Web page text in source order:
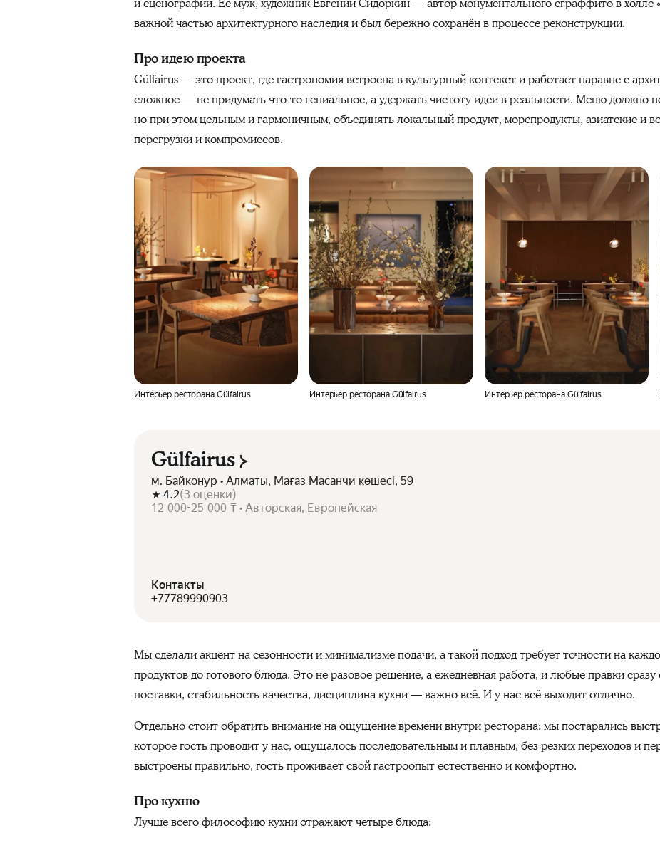
важной частью архитектурного наследия и был бережно сохранён в процессе реконструкции.
Про идею проекта
Gülfairus — это проект, где гастрономия встроена в культурный контекст и работает наравне с
сложное — не придумать что-то гениальное, а удержать чистоту идеи в реальности. Меню должно
но при этом цельным и гармоничным, объединять локальный продукт, морепродукты, азиатские и
перегрузки и компромиссов.
Интерьер ресторана Gülfairus Интерьер ресторана Gülfairus Интерьер ресторана Gülfairus
Gülfairus
м. Байконур • Алматы, Мағаз Масанчи көшесі, 59
4.2(3 оценки)
12 000-25 000 ₸ • Авторская, Европейская
Контакты
+77789990903
Мы сделали акцент на сезонности и минимализме подачи, а такой подход требует точности на
продуктов до готового блюда. Это не разовое решение, а ежедневная работа, и любые правки
поставки, стабильность качества, дисциплина кухни — важно всё. И у нас всё выходит отлично.
Отдельно стоит обратить внимание на ощущение времени внутри ресторана: мы постарались
которое гость проводит у нас, ощущалось последовательным и плавным, без резких переходов и
выстроены правильно, гость проживает свой гастроопыт естественно и комфортно.
Про кухню
Лучше всего философию кухни отражают четыре блюда: